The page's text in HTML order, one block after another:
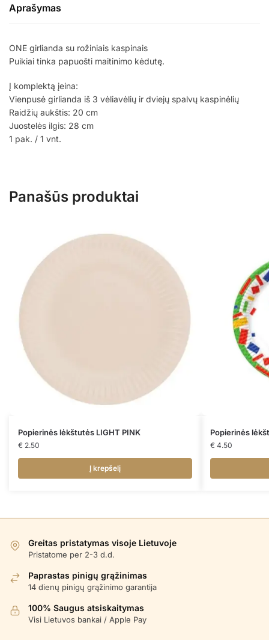
Aprašymas
ONE girlianda su rožiniais kaspinais
Puikiai tinka papuošti maitinimo kėdutę.
Į komplektą įeina:
Vienpusė girlianda iš 3 vėliavėlių ir dviejų spalvų kaspinėlių
Raidžių aukštis: 20 cm
Juostelės ilgis: 28 cm
1 pak. / 1 vnt.
Panašūs produktai
Popierinės lėkštutės LIGHT PINK
€ 2.50
Į krepšelį
Popierinės
€ 4.50
Greitas pristatymas visoje Lietuvoje
Pristatome per 2-3 d.d.
Paprastas pinigų grąžinimas
14 dienų pinigų grąžinimo garantija
100% Saugus atsiskaitymas
Visi Lietuvos bankai / Apple Pay